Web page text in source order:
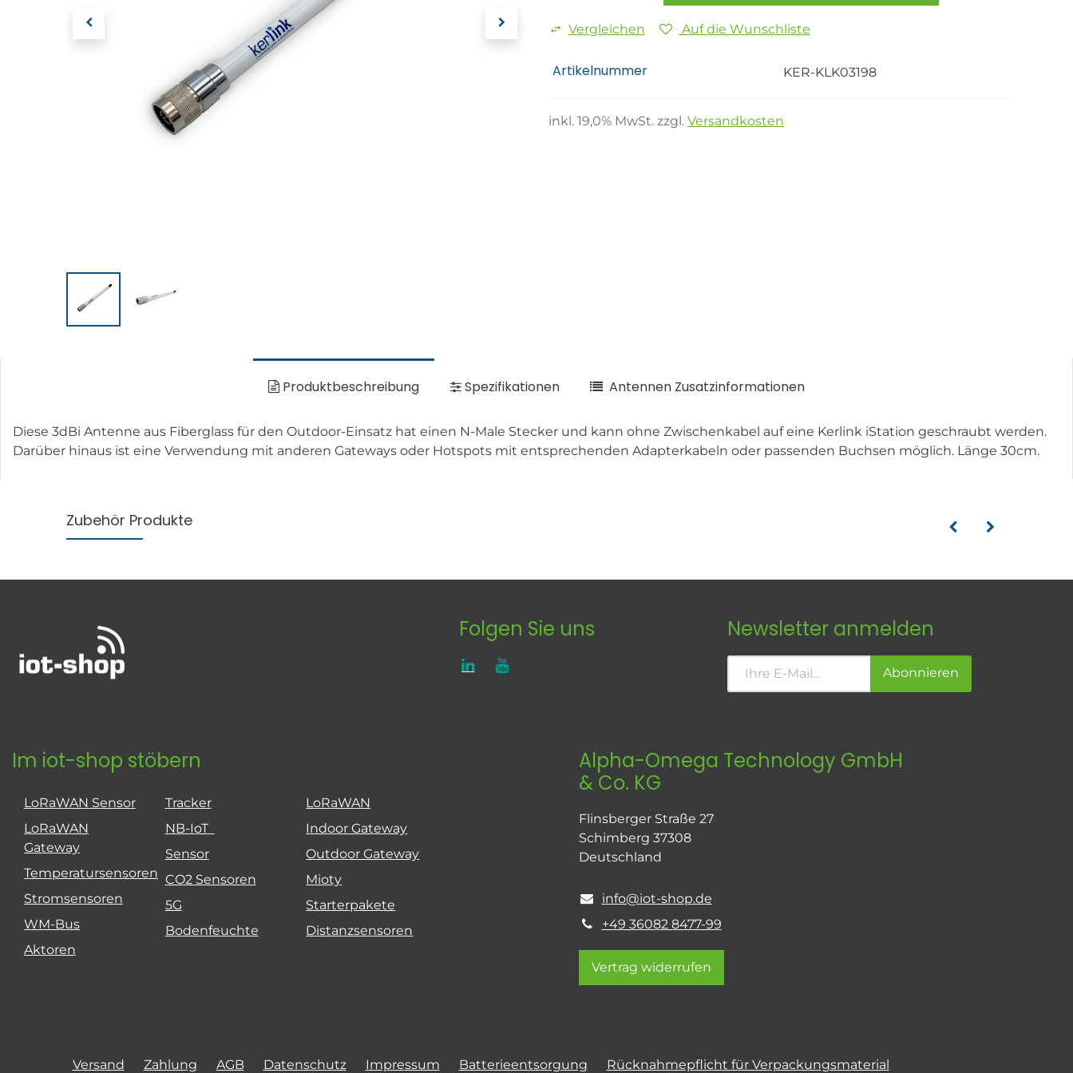
Vergleichen Auf die Wunschliste
Artikelnummer KER-KLK03198
inkl. 19,0% MwSt. zzgl. Versandkosten
Produktbeschreibung Spezifikationen Antennen Zusatzinformationen
Diese 3dBi Antenne aus Fiberglass für den Outdoor-Einsatz hat einen N-Male Stecker und kann ohne Zwischenkabel auf eine Kerlink iStation geschraubt werden.
Darüber hinaus ist eine Verwendung mit anderen Gateways oder Hotspots mit entsprechenden Adapterkabeln oder passenden Buchsen möglich. Länge 30cm.
Zubehör Produkte
Folgen Sie uns Newsletter anmelden
Abonnieren
Im iot-shop stöbern
LoRaWAN Sensor
LoRaWAN
Gateway
Temperatursensoren
Stromsensoren
WM-Bus
Aktoren
Tracker
NB-IoT
Sensor
CO2 Sensoren
5G
Bodenfeuchte
LoRaWAN
Indoor Gateway
Outdoor Gateway
Mioty
Starterpakete
Distanzsensoren
Alpha-Omega Technology GmbH
& Co. KG
Flinsberger Straße 27
Schimberg 37308
Deutschland
info@iot-shop.de
+49 36082 8477-99
Vertrag widerrufen
Versand Zahlung AGB Datenschutz Impressum Batterieentsorgung Rücknahmepflicht für Verpackungsmaterial